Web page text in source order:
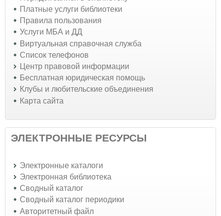
Платные услуги библиотеки
Правила пользования
Услуги МБА и ДД
Виртуальная справочная служба
Список телефонов
Центр правовой информации
Бесплатная юридическая помощь
Клубы и любительские объединения
Карта сайта
ЭЛЕКТРОННЫЕ РЕСУРСЫ
Электронные каталоги
Электронная библиотека
Сводный каталог
Сводный каталог периодики
Авторитетный файл